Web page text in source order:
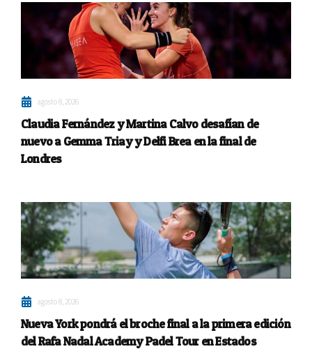
agosto 8, 2026
Claudia Fernández y Martina Calvo desafían de
nuevo a Gemma Triay y Delfi Brea en la final de
Londres
agosto 8, 2026
Nueva York pondrá el broche final a la primera edición
del Rafa Nadal Academy Padel Tour en Estados